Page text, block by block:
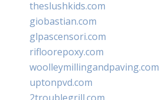
theslushkids.com
giobastian.com
glpascensori.com
rifloorepoxy.com
woolleymillingandpaving.com
uptonpvd.com